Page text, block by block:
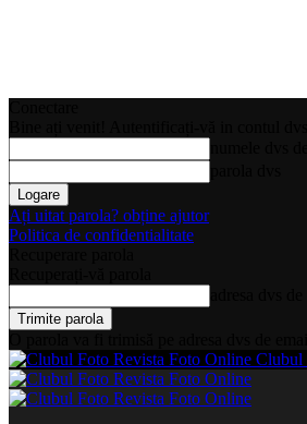
Ați uitat parola? obține ajutor
Politica de confidentialitate
Clubul